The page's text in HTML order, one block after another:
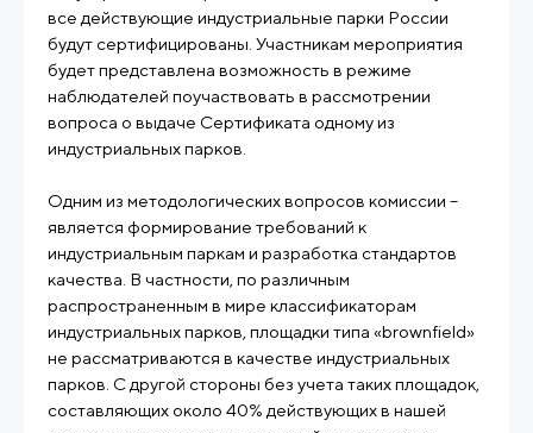
все действующие индустриальные парки России
будут сертифицированы. Участникам мероприятия
будет представлена возможность в режиме
наблюдателей поучаствовать в рассмотрении
вопроса о выдаче Сертификата одному из
индустриальных парков.
Одним из методологических вопросов комиссии –
является формирование требований к
индустриальным паркам и разработка стандартов
качества. В частности, по различным
распространенным в мире классификаторам
индустриальных парков, площадки типа «brownfield»
не рассматриваются в качестве индустриальных
парков. С другой стороны без учета таких площадок,
составляющих около 40% действующих в нашей